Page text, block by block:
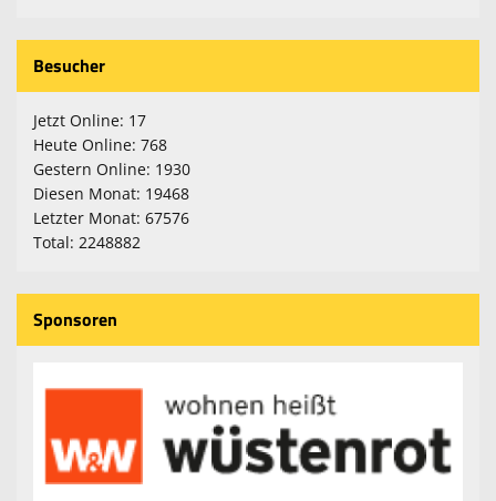
Miete mich
100 Jahre TSV
Anmeldung Jugendturnier 2026
Fanartikel
Besucher
Jetzt Online: 17
Heute Online: 768
Gestern Online: 1930
Diesen Monat: 19468
Letzter Monat: 67576
Total: 2248882
Sponsoren